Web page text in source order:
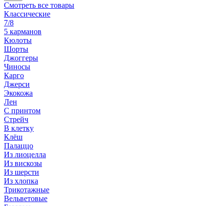
Смотреть все товары
Классические
7/8
5 карманов
Кюлоты
Шорты
Джоггеры
Чиносы
Карго
Джерси
Экокожа
Лен
С принтом
Стрейч
В клетку
Клёш
Палаццо
Из лиоцелла
Из вискозы
Из шерсти
Из хлопка
Трикотажные
Вельветовые